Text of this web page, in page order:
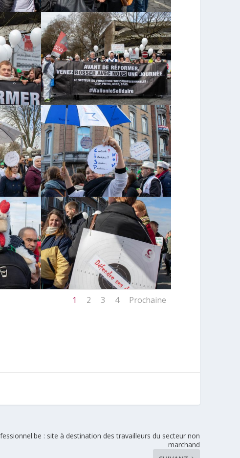
1 2 3 4 Prochaine
: site à destination des travailleurs du secteur non
marchand